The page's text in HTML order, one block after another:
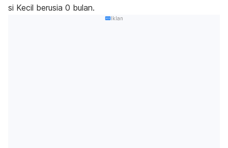
si Kecil berusia 0 bulan.
Iklan